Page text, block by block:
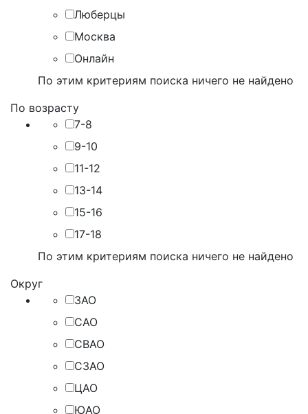
Люберцы
Москва
Онлайн
По этим критериям поиска ничего не найдено
По возрасту
7-8
9-10
11-12
13-14
15-16
17-18
По этим критериям поиска ничего не найдено
Округ
ЗАО
САО
СВАО
СЗАО
ЦАО
ЮАО